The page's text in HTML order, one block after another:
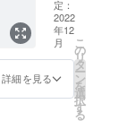
ト用ア
クセサ
リー
3（水素
ゴーグ
ル）×2
・ゲス
ト用ア
【セッ
ト内
容】 ・
水素器
本体×3
・ゲス
ト用ア
クセサ
定：
2022
年12
月
詳細を見る
こ
の
リ
タ
ー
ン
を
選
択
す
る